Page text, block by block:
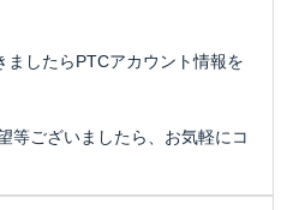
可能です
したらPTCアカウント情報を
します。
等ございましたら、お気軽にコ